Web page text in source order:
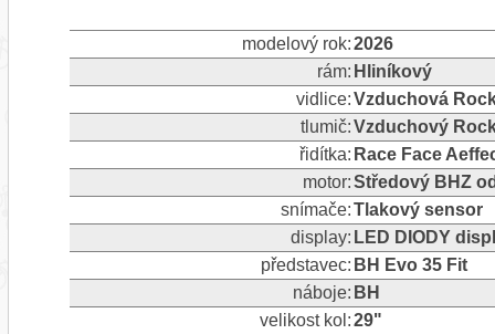
modelový rok:2026
rám: Hliníkový
vidlice:Vzduchová
tlumič:Vzduchový
řidítka: Race Face
motor:Středový BHZ
snímače:Tlakový sensor
display: LED DIODY
představec: BH Evo 35 Fit
náboje: BH
velikost kol:29"